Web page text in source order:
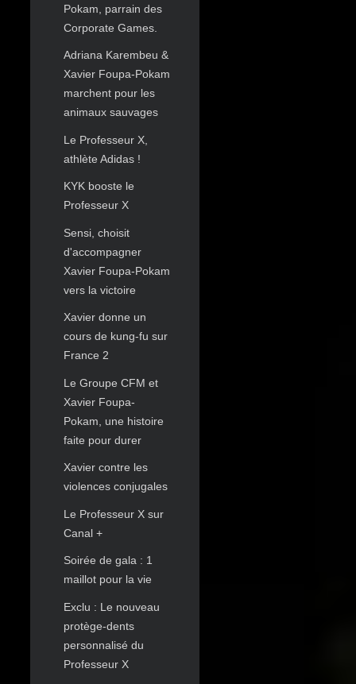
Pokam, parrain des
Corporate Games.
Adriana Karembeu &
Xavier Foupa-Pokam
marchent pour les
animaux sauvages
Le Professeur X,
athlète Adidas !
KYK booste le
Professeur X
Sensi, choisit
d'accompagner
Xavier Foupa-Pokam
vers la victoire
Xavier donne un
cours de kung-fu sur
France 2
Le Groupe CFM et
Xavier Foupa-
Pokam, une histoire
faite pour durer
Xavier contre les
violences conjugales
Le Professeur X sur
Canal +
Soirée de gala : 1
maillot pour la vie
Exclu : Le nouveau
protège-dents
personnalisé du
Professeur X